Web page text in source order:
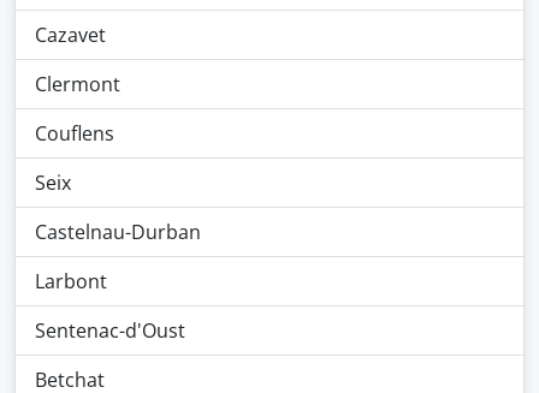
Cazavet
Clermont
Couflens
Seix
Castelnau-Durban
Larbont
Sentenac-d'Oust
Betchat